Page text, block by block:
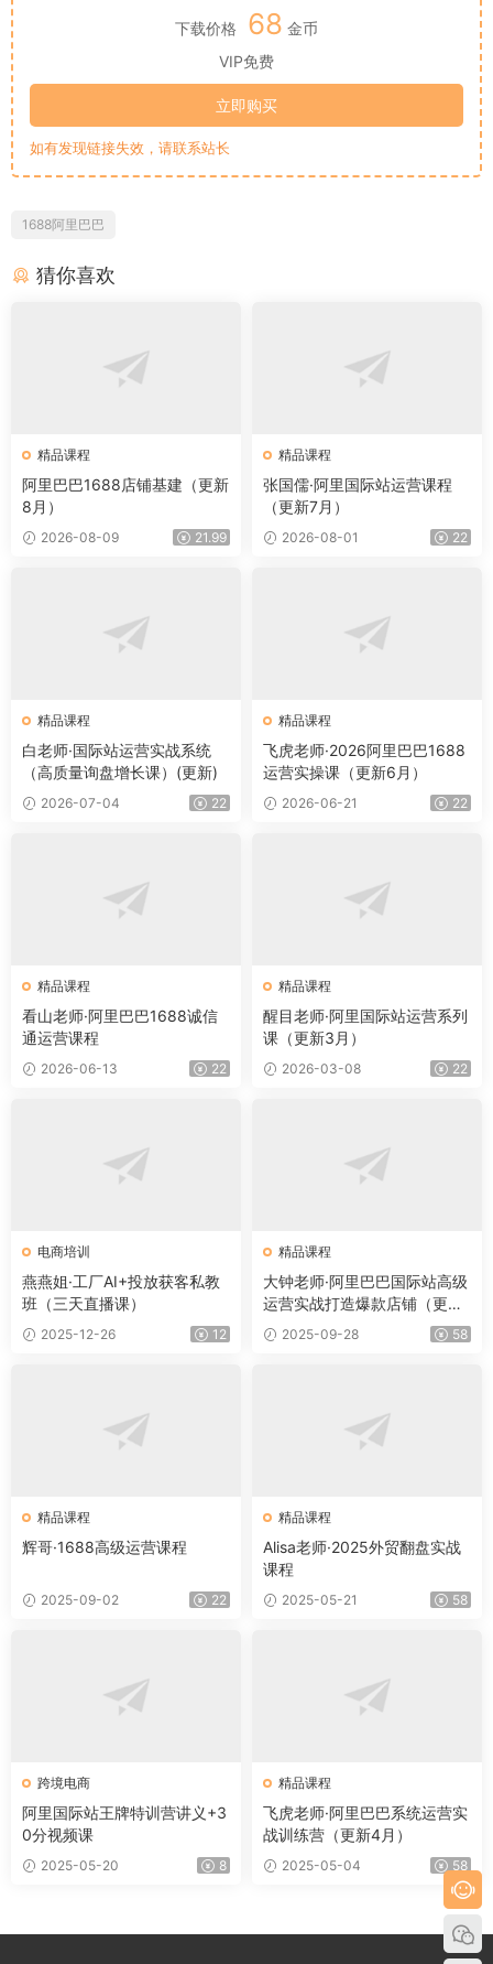
下载价格 68 金币
VIP免费
立即购买
如有发现链接失效，请联系站长
1688阿里巴巴
猜你喜欢
精品课程
阿里巴巴1688店铺基建（更新
8月）
2026-08-09 21.99
精品课程
张国儒·阿里国际站运营课程
（更新7月）
2026-08-01 22
精品课程
白老师·国际站运营实战系统
（高质量询盘增长课）(更新)
2026-07-04 22
精品课程
飞虎老师·2026阿里巴巴1688
运营实操课（更新6月）
2026-06-21 22
精品课程
看山老师·阿里巴巴1688诚信
通运营课程
2026-06-13 22
精品课程
醒目老师·阿里国际站运营系列
课（更新3月）
2026-03-08 22
电商培训
燕燕姐·工厂AI+投放获客私教
班（三天直播课）
2025-12-26 12
精品课程
大钟老师·阿里巴巴国际站高级
运营实战打造爆款店铺（更新
9月）2025-09-28 58
精品课程
辉哥·1688高级运营课程
2025-09-02 22
精品课程
Alisa老师·2025外贸翻盘实战
课程
2025-05-21 58
跨境电商
阿里国际站王牌特训营讲义+3
0分视频课
2025-05-20 8
精品课程
飞虎老师·阿里巴巴系统运营实
战训练营（更新4月）
2025-05-04 58